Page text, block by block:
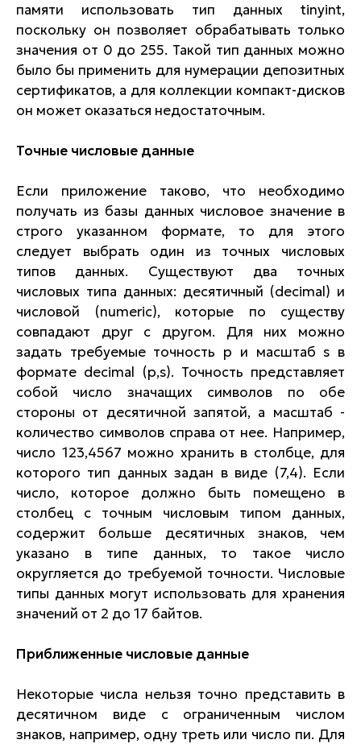
памяти использовать тип данных tinyint,
поскольку он позволяет обрабатывать только
значения от 0 до 255. Такой тип данных можно
было бы применить для нумерации депозитных
сертификатов, а для коллекции компакт-дисков
он может оказаться недостаточным.
Точные числовые данные
Если приложение таково, что необходимо
получать из базы данных числовое значение в
строго указанном формате, то для этого
следует выбрать один из точных числовых
типов данных. Существуют два точных
числовых типа данных: десятичный (decimal) и
числовой (numeric), которые по существу
совпадают друг с другом. Для них можно
задать требуемые точность p и масштаб s в
формате decimal (p,s). Точность представляет
собой число значащих символов по обе
стороны от десятичной запятой, а масштаб -
количество символов справа от нее. Например,
число 123,4567 можно хранить в столбце, для
которого тип данных задан в виде (7,4). Если
число, которое должно быть помещено в
столбец с точным числовым типом данных,
содержит больше десятичных знаков, чем
указано в типе данных, то такое число
округляется до требуемой точности. Числовые
типы данных могут использовать для хранения
значений от 2 до 17 байтов.
Приближенные числовые данные
Некоторые числа нельзя точно представить в
десятичном виде с ограниченным числом
знаков, например, одну треть или число пи. Для